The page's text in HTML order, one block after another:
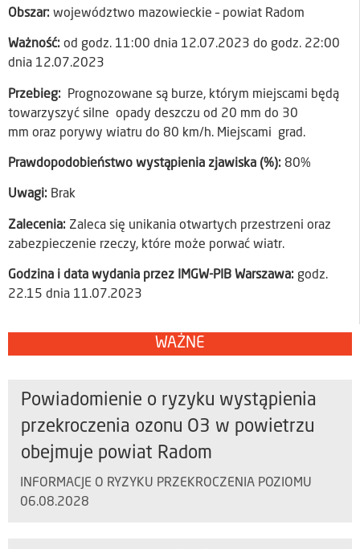
Obszar: województwo mazowieckie – powiat Radom
Ważność: od godz. 11:00 dnia 12.07.2023 do godz. 22:00
dnia 12.07.2023
Przebieg:
Prognozowane są burze, którym miejscami będą
towarzyszyć silne opady deszczu od 20 mm do 30
mm oraz porywy wiatru do 80 km/h. Miejscami grad.
Prawdopodobieństwo wystąpienia zjawiska (%): 80%
Uwagi: Brak
Zalecenia: Zaleca się unikania otwartych przestrzeni oraz
zabezpieczenie rzeczy, które może porwać wiatr.
Godzina i data wydania przez IMGW-PIB Warszawa: godz.
22.15 dnia 11.07.2023
WAŻNE
Powiadomienie o ryzyku wystąpienia
przekroczenia ozonu O3 w powietrzu
obejmuje powiat Radom
INFORMACJE O RYZYKU PRZEKROCZENIA POZIOMU
06.08.2028